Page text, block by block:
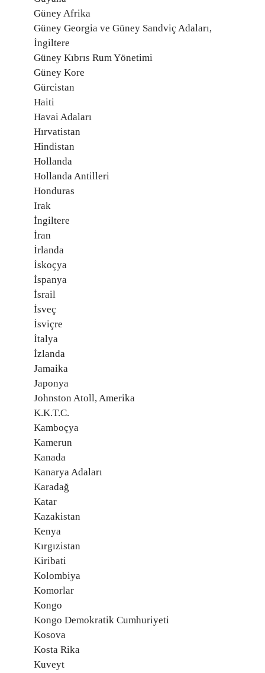
Güney Afrika
Güney Georgia ve Güney Sandviç Adaları,
İngiltere
Güney Kıbrıs Rum Yönetimi
Güney Kore
Gürcistan
Haiti
Havai Adaları
Hırvatistan
Hindistan
Hollanda
Hollanda Antilleri
Honduras
Irak
İngiltere
İran
İrlanda
İskoçya
İspanya
İsrail
İsveç
İsviçre
İtalya
İzlanda
Jamaika
Japonya
Johnston Atoll, Amerika
K.K.T.C.
Kamboçya
Kamerun
Kanada
Kanarya Adaları
Karadağ
Katar
Kazakistan
Kenya
Kırgızistan
Kiribati
Kolombiya
Komorlar
Kongo
Kongo Demokratik Cumhuriyeti
Kosova
Kosta Rika
Kuveyt